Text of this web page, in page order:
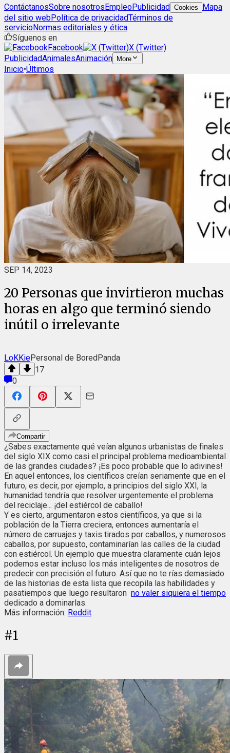
ContáctanosSobre nosotrosEmpleoPublicidad Cookies
Mapa
del sitio webPolítica de privacidadTérminos de
servicioNormas editoriales y ética
Síguenos en
Facebook
X (Twitter)
PublicidadAnimalesAnimación More
Inicio•Últimos
SEP 14, 2023
20 Personas que invirtieron muchas
horas en algo que terminó siendo
inútil o irrelevante
LoKKiePersonal de BoredPanda
17
0
Compartir
¿Sabes exactamente qué veían algunos urbanistas de finales
del siglo XIX como casi el principal problema medioambiental
de las grandes ciudades? ¡Es poco probable que lo adivines!
En aquel entonces, los científicos creían seriamente que en el
futuro, es decir, por ejemplo, a principios del siglo XXI, la
humanidad tendría que resolver urgentemente el problema
del reciclaje... ¡del estiércol de caballo!
Y es cierto, argumentaron estos científicos, ya que si la
población de la Tierra creciera, entonces aumentaría el
número de carruajes y taxis tirados por caballos, y numerosos
caballos, por supuesto, contaminarían las calles de la ciudad
con estiércol. Un ejemplo que muestra claramente cuán lejos
podemos estar incluso los más inteligentes de nosotros de
predecir con precisión el futuro. Así que no te rías demasiado
de las historias de esta lista que recopila las habilidades y
pasatiempos que luego resultaron no valer siquiera el tiempo
dedicado a dominarlas.
Más información: Reddit
#1